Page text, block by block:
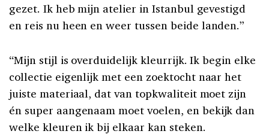
gezet. Ik heb mijn atelier in Istanbul gevestigd
en reis nu heen en weer tussen beide landen.”
“Mijn stijl is overduidelijk kleurrijk. Ik begin elke
collectie eigenlijk met een zoektocht naar het
juiste materiaal, dat van topkwaliteit moet zijn
én super aangenaam moet voelen, en bekijk dan
welke kleuren ik bij elkaar kan steken.